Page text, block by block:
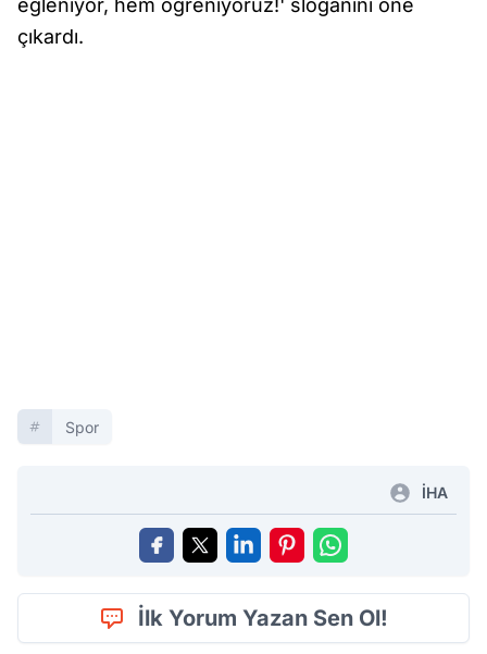
eğleniyor, hem öğreniyoruz!' sloganını öne
çıkardı.
Spor
İHA
İlk Yorum Yazan Sen Ol!